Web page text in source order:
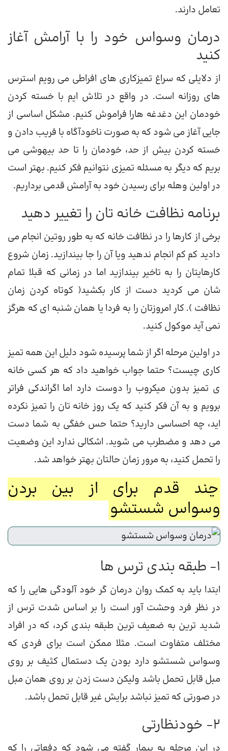
تعامل دارند.
درمان وسواس خود را با آرامش آغاز
کنید
از دلایلی که سراغ تمیزکاری های افراطی می رویم استرس
های روزانه است. در واقع در تلاش ایم با خسته کردن
خودمان این دغدغه هارا فراموش کنیم. مشکل اساسی از
جایی آغاز می شود که به صورت ناخودآگاه با فریب دادن و
خسته کردن بیش از حد، خودمان را تا حد بیهوشی می
بریم که دیگر به مسئله تمیزی نتوانیم فکر کنیم. بهتر است
در اولین وهله برای رسیدن خود به آرامش قدمی برداریم.
برنامه نظافت خانه تان را تغییر دهید
برخی از کارها را در نظافت خانه که به طور روتین انجام می
دادید کم کم انجام ندهید ویا آن را جا بیندازید. زمان شروع
کارهایتان را به تاخیر بیندازید اما در زمانی که قبلا تمام
شان می کردید دست از کار بکشید( کوتاه کردن زمان
نظافت ). کار امروزتان را به فردا یا همان شنبه ای که هرگز
نمی آید موکول کنید.
در اولین مرحله اگر از شما پرسیده شود دلیل این همه تمیز
کاری چیست؟ حتما جواب خواهید داد که هر کسی خانه
ی تمیز بدون میکروب را دوست دارد اما اگراندکی فراتر
برویم و به آن فکر کنید که یک روز خانه تان را تمیز نکرده
اید، چه احساسی دارید؟ حتما حس خفگی به شما دست
می دهد و مضطرب می شوید. اشکالی ندارد این وضعیت
را تحمل کنید، به مرور زمان حالتان بهتر خواهد شد.
چند قدم برای از بین بردن
وسواس شستشو
1- طبقه بندی ترس ها
ابتدا باید به کمک روان درمان گر خود آلودگی هایی را که
در نظر فرد وحشت آور است را بر اساس شدت ترس از
شدید ترین به ضعیف ترین طبقه بندی کرد، که در افراد
مختلف متفاوت است. مثلا ممکن است برای فردی که
وسواس شستشو دارد بودن یک دستمال کثیف بر روی
مبل قابل تحمل باشد ولیکن دست زدن بر روی همان مبل
در صورتی که تمیز نباشد برایش غیر قابل تحمل باشد.
2- خودنظارتی